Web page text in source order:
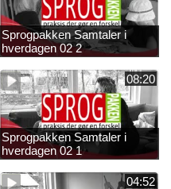
Sprogpakken Samtaler i
hverdagen 02 2
08:20
Sprogpakken Samtaler i
hverdagen 02 1
04:52